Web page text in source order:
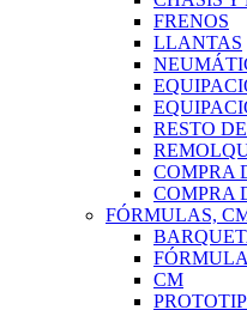
FRENOS
LLANTAS
RESTO
COMPRA
COMPRA
FÓRMULAS,
CM